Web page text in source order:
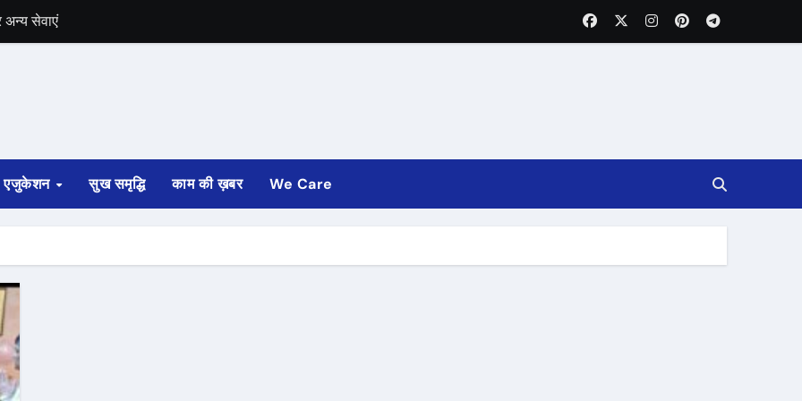
सेवाएं
पटरी से उतरी
एजुकेशन सुख समृद्धि काम की ख़बर We Care